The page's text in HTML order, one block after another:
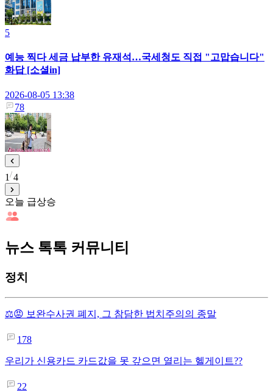
5
예능 찍다 세금 납부한 유재석…국세청도 직접 "고맙습니다"
화답 [소셜in]
2026-08-05 13:38
78
1 4
오늘 급상승
뉴스 톡톡 커뮤니티
정치
⚖️😡 보완수사권 폐지, 그 참담한 법치주의의 종말
178
우리가 신용카드 카드값을 못 갚으면 열리는 헬게이트??
22